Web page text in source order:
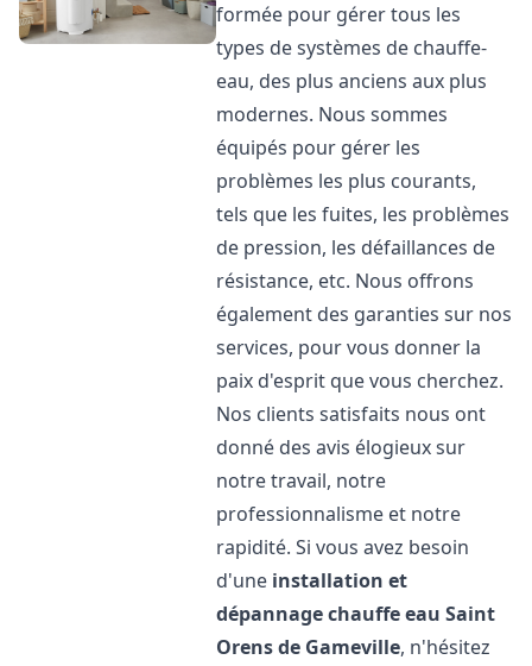
formée pour gérer tous les
types de systèmes de chauffe-
eau, des plus anciens aux plus
modernes. Nous sommes
équipés pour gérer les
problèmes les plus courants,
tels que les fuites, les problèmes
de pression, les défaillances de
résistance, etc. Nous offrons
également des garanties sur nos
services, pour vous donner la
paix d'esprit que vous cherchez.
Nos clients satisfaits nous ont
donné des avis élogieux sur
notre travail, notre
professionnalisme et notre
rapidité. Si vous avez besoin
d'une installation et
dépannage chauffe eau Saint
Orens de Gameville, n'hésitez